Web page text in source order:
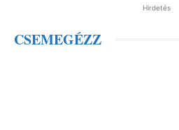
Hirdetés
CSEMEGÉZZ